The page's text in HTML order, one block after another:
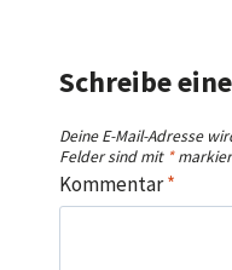
Schreibe
Deine E-Mail-Adresse
Felder sind mit *
Kommentar*